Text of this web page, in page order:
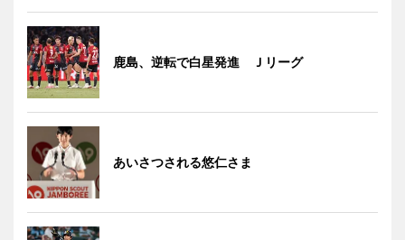
鹿島、逆転で白星発進 Ｊリーグ
あいさつされる悠仁さま